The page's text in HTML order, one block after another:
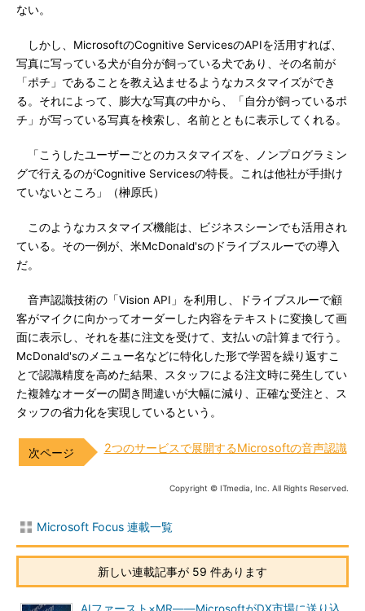
ない。
しかし、MicrosoftのCognitive ServicesのAPIを活用すれば、
写真に写っている犬が自分が飼っている犬であり、その名前が
「ポチ」であることを教え込ませるようなカスタマイズができ
る。それによって、膨大な写真の中から、「自分が飼っているポ
チ」が写っている写真を検索し、名前とともに表示してくれる。
「こうしたユーザーごとのカスタマイズを、ノンプログラミン
グで行えるのがCognitive Servicesの特長。これは他社が手掛け
ていないところ」（榊原氏）
このようなカスタマイズ機能は、ビジネスシーンでも活用され
ている。その一例が、米McDonald'sのドライブスルーでの導入
だ。
音声認識技術の「Vision API」を利用し、ドライブスルーで顧
客がマイクに向かってオーダーした内容をテキストに変換して画
面に表示し、それを基に注文を受けて、支払いの計算まで行う。
McDonald'sのメニュー名などに特化した形で学習を繰り返すこ
とで認識精度を高めた結果、スタッフによる注文時に発生してい
た複雑なオーダーの聞き間違いが大幅に減り、正確な受注と、ス
タッフの省力化を実現しているという。
2つのサービスで展開するMicrosoftの音声認識
Copyright © ITmedia, Inc. All Rights Reserved.
Microsoft Focus 連載一覧
新しい連載記事が 59 件あります